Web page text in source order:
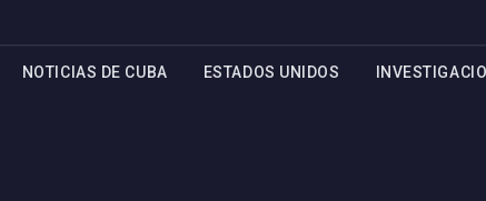
NOTICIAS DE CUBA ESTADOS UNIDOS